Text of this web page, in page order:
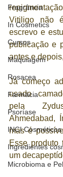
Fragrância
In Cosmetics
Cursos
Maquiagem
Rosacea
Farmácia
Psoríase
INCI Cosméticos
Ingredientes
Microbioma e
Vitiligo não
escrevo e
publicação e
antes e
Já começo
usado
pela
Ahmedabad,
mas é
Esse produto
um